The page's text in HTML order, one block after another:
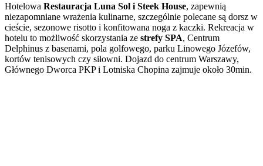
Hotelowa Restauracja Luna Sol i Steek House, zapewnią
niezapomniane wrażenia kulinarne, szczególnie polecane są dorsz w
cieście, sezonowe risotto i konfitowana noga z kaczki. Rekreacja w
hotelu to możliwość skorzystania ze strefy SPA, Centrum
Delphinus z basenami, pola golfowego, parku Linowego Józefów,
kortów tenisowych czy siłowni. Dojazd do centrum Warszawy,
Głównego Dworca PKP i Lotniska Chopina zajmuje około 30min.